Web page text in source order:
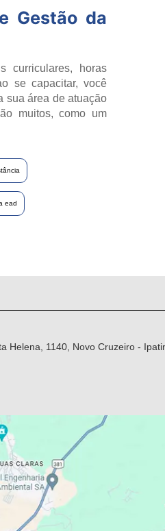
Gestão da
curriculares, horas
se capacitar, você
sua área de atuação
muitos, como um
ead
Helena, 1140, Novo Cruzeiro -